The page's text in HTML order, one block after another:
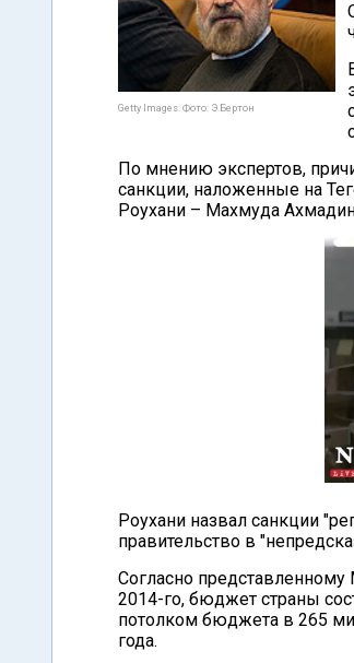
Getty Images. Фото: Э.Бертон
По мнению экспертов,
санкции, наложенные на
Роухани – Махмуда
Роухани назвал санкции
правительство в
Согласно
2014-го, бюджет страны
потолком бюджета в 265
года.